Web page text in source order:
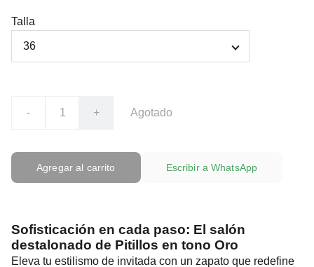
Talla
- + Agotado
Agregar al carrito Escribir a WhatsApp
Sofisticación en cada paso: El salón
destalonado de Pitillos en tono Oro
Eleva tu estilismo de invitada con un zapato que redefine